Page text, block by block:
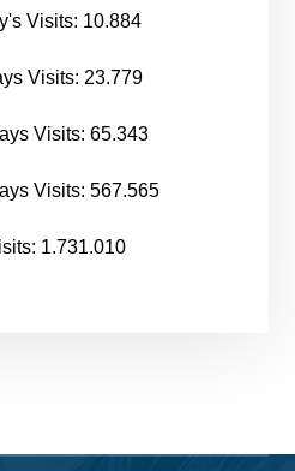
Visits: 10.884
Visits: 23.779
Visits: 65.343
Visits: 567.565
1.731.010